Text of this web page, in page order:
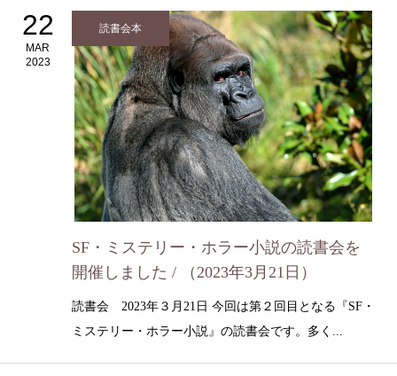
22
MAR
2023
読書会本
SF・ミステリー・ホラー小説の読書会を
開催しました / （2023年3月21日）
読書会 2023年３月21日 今回は第２回目となる『SF・
ミステリー・ホラー小説』の読書会です。多く...